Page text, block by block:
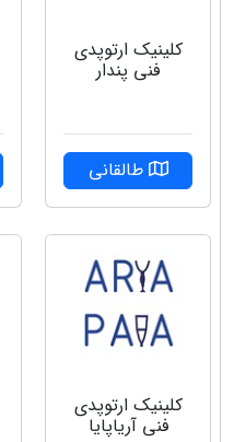
کلینیک ارتوپدی
فنی پندار
طالقانی
کلینیک ارتوپدی
فنی آریاپایا